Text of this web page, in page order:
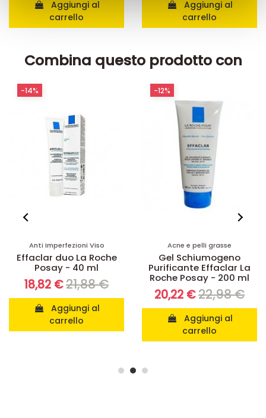
con altre informazioni che ha fornito loro o che hanno
raccolto dal suo utilizzo dei loro servizi.
carrello
carrello
Combina questo prodotto con
Anti Imperfezioni Viso
Effaclar duo La Roche
Posay - 40 ml
18,82 €21,88 €
carrello
-14%
Acne e pelli grasse
Gel Schiumogeno
Purificante Effaclar La
Roche Posay - 200 ml
20,22 €22,98 €
carrello
-12%